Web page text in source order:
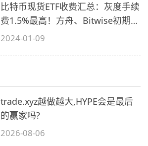
比特币现货ETF收费汇总：灰度手续
费1.5%最高！方舟、Bitwise初期0
元
2024-01-09
trade.xyz越做越大,HYPE会是最后
的赢家吗?
2026-08-06